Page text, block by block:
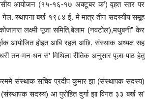
आयोजन (१५-१६-१७ अक्टूबर क’) वृहत स्तर पर
स्थापना बर्ख १९८४ ई. मे मात्र तीन सदस्यीय समूह
लक्ष्मी पूजा समिति,बेलाम (नवटोल),मधुबनी” केर
आयोजित होइत आबि रहल अछि. संस्थाक अध्यक्ष सह
तन-मन-धन स’ मिथिला रीतिक अनुसार पूजा-पाठ हेतु
संस्थाक सचिव प्रदीप कुमार झा (संस्थापक सदस्य)
सदस्य) आ पुरोहित दुर्गा झा विगत ३३ बर्ख स’